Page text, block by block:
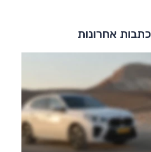
כתבות אחרונות